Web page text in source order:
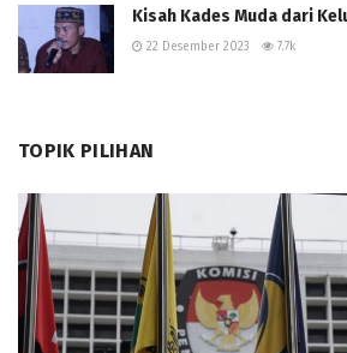
Kisah Kades Muda dari
22 Desember 2023 7.7k
TOPIK PILIHAN